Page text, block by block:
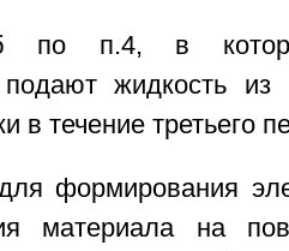
по п.4, в
подают жидкость
в течение третьего
формирования
материала на